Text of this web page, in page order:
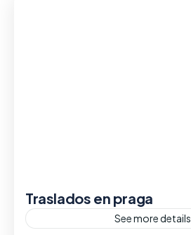
Traslados en praga
See more details